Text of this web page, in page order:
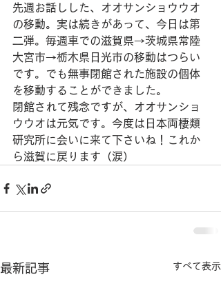
先週お話しした、オオサンショウウオ
の移動。実は続きがあって、今日は第
二弾。毎週車での滋賀県→茨城県常陸
大宮市→栃木県日光市の移動はつらい
です。でも無事閉館された施設の個体
を移動することができました。
閉館されて残念ですが、オオサンショ
ウウオは元気です。今度は日本両棲類
研究所に会いに来て下さいね！これか
ら滋賀に戻ります（涙）
最新記事 すべて表示